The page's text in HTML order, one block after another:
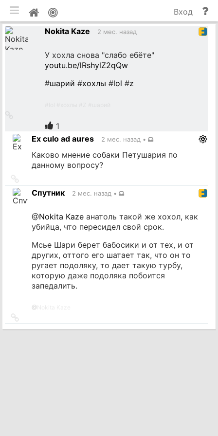
Мой
профиль
и
Вход
Nokita Kaze
2 мес. назад
У хохла снова "слабо ебёте"
youtu.be/lRshylZ2qQw
#шарий #хохлы #lol #z
источник
1
Ex culo ad aures
2 мес. назад •
Каково мнение собаки Петушария по
данному вопросу?
на
источник
Спутник 2 мес. назад •
@Nokita Kaze анатоль такой же хохол, как
убийца, что пересидел свой срок.
Мсье Шари берет бабосики и от тех, и от
других, оттого его шатает так, что он то
ругает подоляку, то дает такую турбу,
которую даже подоляка побоится
запедалить.
@
на
мобильная версия